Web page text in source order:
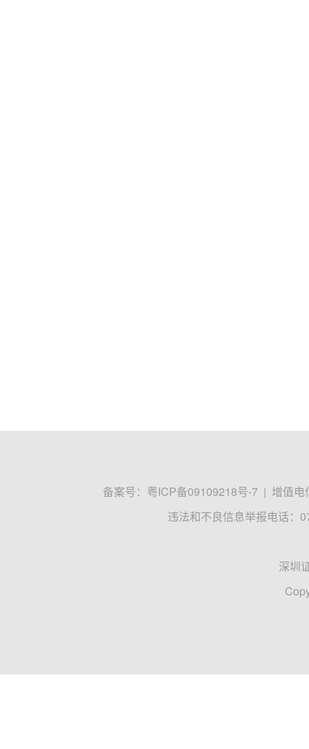
备案号： 粤ICP备09109218号-7 | 增值电
违法和不良信息举报电话：
深圳